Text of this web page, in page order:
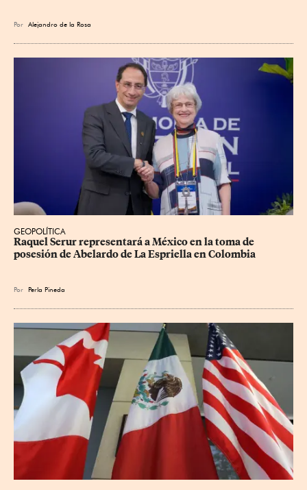
Por Alejandro de la Rosa
GEOPOLÍTICA
Raquel Serur representará a México en la toma de
posesión de Abelardo de La Espriella en Colombia
Por Perla Pineda